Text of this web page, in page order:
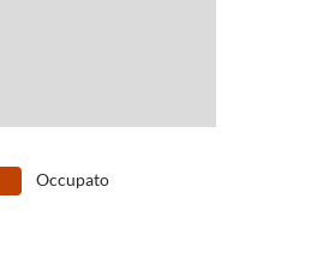
Occupato